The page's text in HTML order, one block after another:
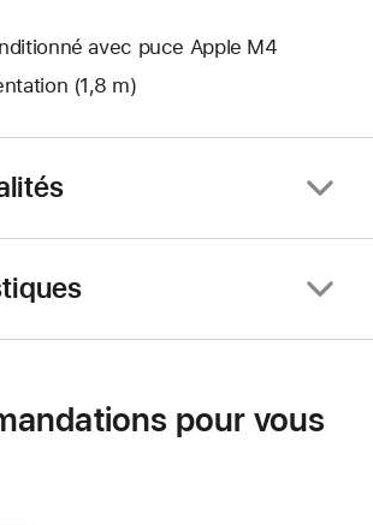
avec puce Apple M4
(1,8 m)
pour vous